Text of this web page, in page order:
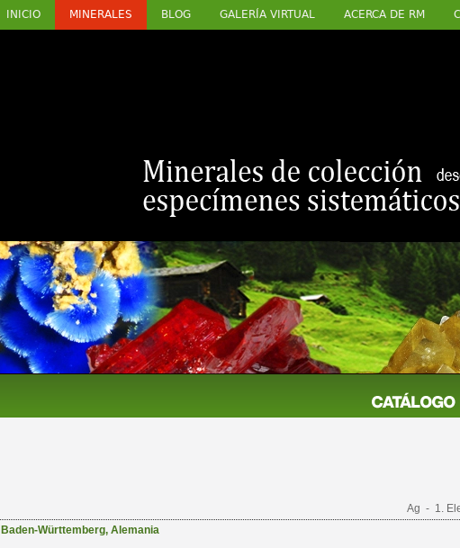
INICIO MINERALES BLOG GALERÍA VIRTUAL ACERCA DE RM
Ag - 1.
Baden-Württemberg, Alemania